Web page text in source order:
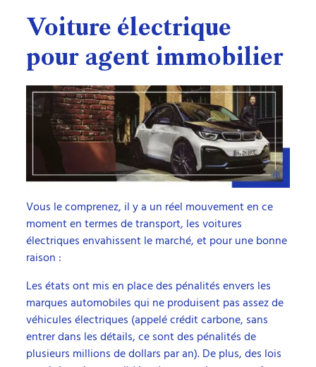
Voiture électrique
pour agent immobilier
Vous le comprenez, il y a un réel mouvement en ce
moment en termes de transport, les voitures
électriques envahissent le marché, et pour une bonne
raison :
Les états ont mis en place des pénalités envers les
marques automobiles qui ne produisent pas assez de
véhicules électriques (appelé crédit carbone, sans
entrer dans les détails, ce sont des pénalités de
plusieurs millions de dollars par an). De plus, des lois